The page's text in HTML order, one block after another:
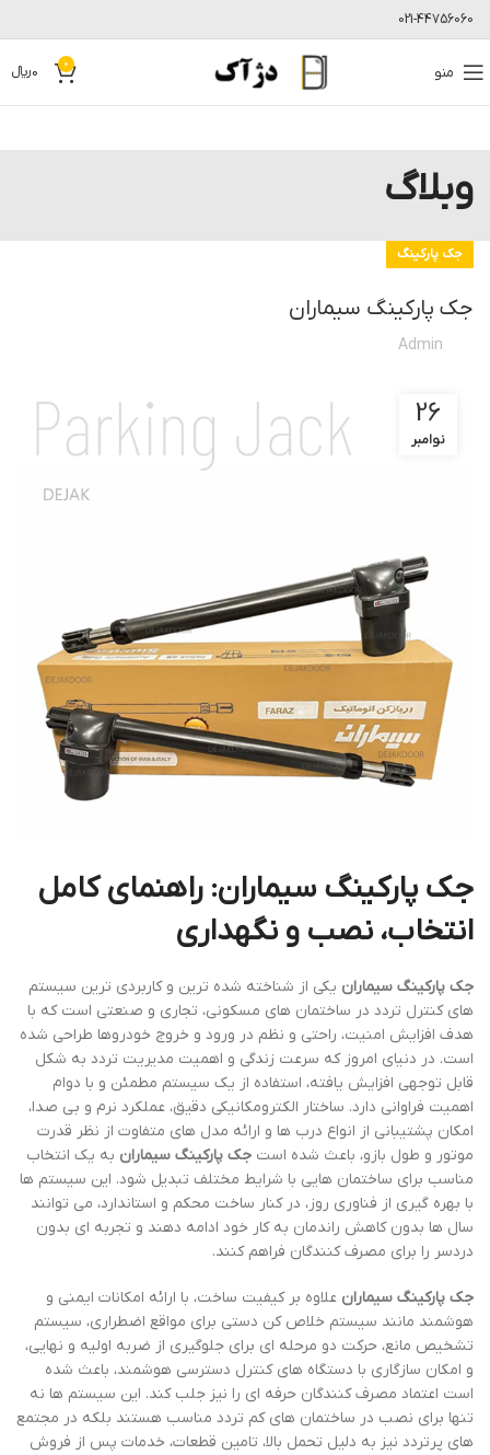
021-44756060
منو 0
0﷼
وبلاگ
جک پارکینگ
جک پارکینگ سیماران
Admin
26
نوامبر
جک پارکینگ سیماران: راهنمای کامل
انتخاب، نصب و نگهداری
جک پارکینگ سیماران یکی از شناخته شده ترین و کاربردی ترین سیستم
های کنترل تردد در ساختمان های مسکونی، تجاری و صنعتی است که با
هدف افزایش امنیت، راحتی و نظم در ورود و خروج خودروها طراحی شده
است. در دنیای امروز که سرعت زندگی و اهمیت مدیریت تردد به شکل
قابل توجهی افزایش یافته، استفاده از یک سیستم مطمئن و با دوام
اهمیت فراوانی دارد. ساختار الکترومکانیکی دقیق، عملکرد نرم و بی صدا،
امکان پشتیبانی از انواع درب ها و ارائه مدل های متفاوت از نظر قدرت
موتور و طول بازو، باعث شده است جک پارکینگ سیماران به یک انتخاب
مناسب برای ساختمان هایی با شرایط مختلف تبدیل شود. این سیستم ها
با بهره گیری از فناوری روز، در کنار ساخت محکم و استاندارد، می توانند
سال ها بدون کاهش راندمان به کار خود ادامه دهند و تجربه ای بدون
دردسر را برای مصرف کنندگان فراهم کنند.
جک پارکینگ سیماران علاوه بر کیفیت ساخت، با ارائه امکانات ایمنی و
هوشمند مانند سیستم خلاص کن دستی برای مواقع اضطراری، سیستم
تشخیص مانع، حرکت دو مرحله ای برای جلوگیری از ضربه اولیه و نهایی،
و امکان سازگاری با دستگاه های کنترل دسترسی هوشمند، باعث شده
است اعتماد مصرف کنندگان حرفه ای را نیز جلب کند. این سیستم ها نه
تنها برای نصب در ساختمان های کم تردد مناسب هستند بلکه در مجتمع
های پرتردد نیز به دلیل تحمل بالا، تامین قطعات، خدمات پس از فروش